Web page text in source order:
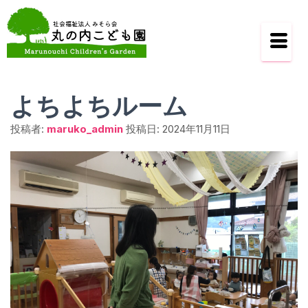
よちよちルーム
投稿者: maruko_admin 投稿日: 2024年11月11日